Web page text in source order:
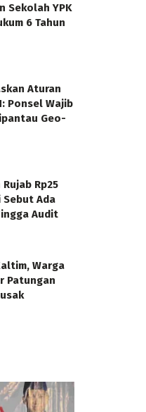
Sekolah YPK
6 Tahun
Aturan
Ponsel Wajib
Geo-
Rp25
Sebut Ada
Audit
Warga
Patungan